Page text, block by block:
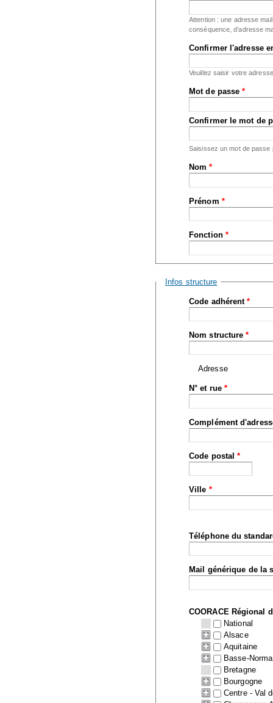
Attention : une adresse
conséquence, d’adresse
Confirmer l'adresse
Veuillez saisir votre
Mot de passe*
Confirmer le mot de
Saisissez un mot de passe
Nom*
Prénom *
Fonction *
Masquer
Infos structure
Code adhérent*
Nom structure*
Adresse
N° et rue *
Complément
Code postal*
Ville *
Téléphone du
Mail générique de la
COORACE Régional
National
Alsace
Aquitaine
Basse-
Bretagne
Bourgogne
Centre - Val